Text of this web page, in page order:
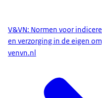
V&VN: Normen voor
en verzorging in de eigen
venvn.nl